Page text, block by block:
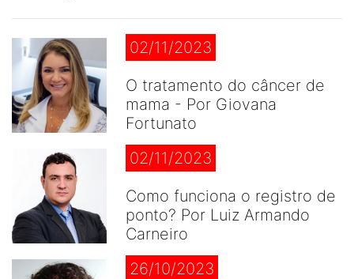
02/11/2023
O tratamento do câncer de
mama - Por Giovana
Fortunato
02/11/2023
Como funciona o registro de
ponto? Por Luiz Armando
Carneiro
26/10/2023